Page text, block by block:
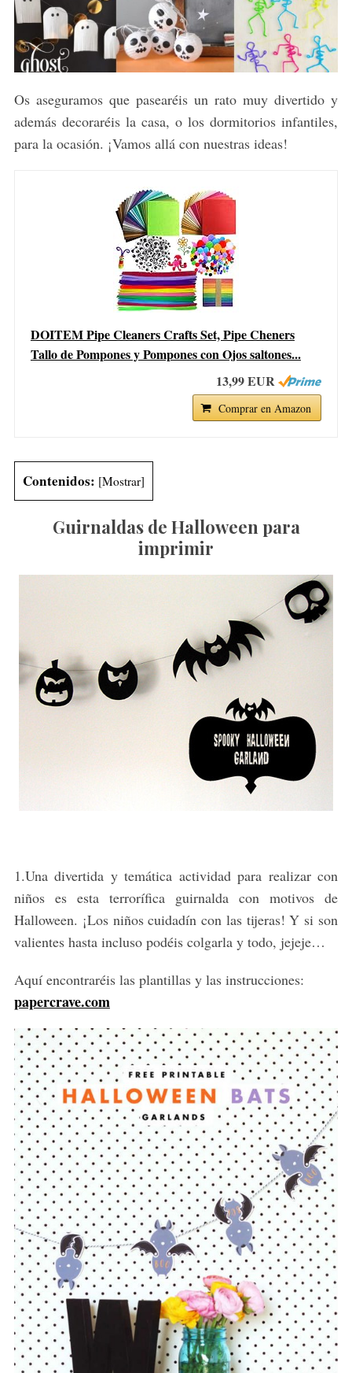
Os aseguramos que pasearéis un rato muy divertido y
además decoraréis la casa, o los dormitorios infantiles,
para la ocasión. ¡Vamos allá con nuestras ideas!
DOITEM Pipe Cleaners Crafts Set, Pipe Cheners
Tallo de Pompones y Pompones con Ojos saltones...
13,99 EUR
Comprar en Amazon
Contenidos: [Mostrar]
Guirnaldas de Halloween para
imprimir
1.Una divertida y temática actividad para realizar con
niños es esta terrorífica guirnalda con motivos de
Halloween. ¡Los niños cuidadín con las tijeras! Y si son
valientes hasta incluso podéis colgarla y todo, jejeje…
Aquí encontraréis las plantillas y las instrucciones:
papercrave.com